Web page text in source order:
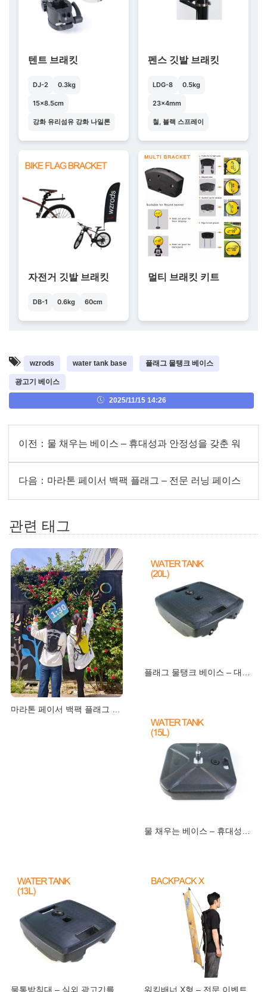
텐트 브래킷
DJ-2 0.3kg
15×8.5cm
강화 유리섬유 강화 나일론
펜스 깃발 브래킷
LDG-8 0.5kg
23×4mm
철, 블랙 스프레이
자전거 깃발 브래킷
DB-1 0.6kg 60cm
멀티 브래킷 키트
wzrods water tank base 플래그 물탱크 베이스
광고기 베이스
2025/11/15 14:26
이전： 물 채우는 베이스 – 휴대성과 안정성을 갖춘 워
다음： 마라톤 페이서 백팩 플래그 – 전문 러닝 페이스
관련 태그